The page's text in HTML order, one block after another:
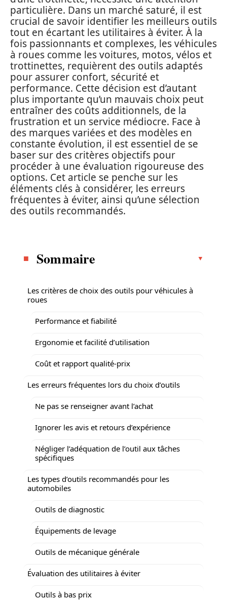
particulière. Dans un marché saturé, il est
crucial de savoir identifier les meilleurs outils
tout en écartant les utilitaires à éviter. À la
fois passionnants et complexes, les véhicules
à roues comme les voitures, motos, vélos et
trottinettes, requièrent des outils adaptés
pour assurer confort, sécurité et
performance. Cette décision est d’autant
plus importante qu’un mauvais choix peut
entraîner des coûts additionnels, de la
frustration et un service médiocre. Face à
des marques variées et des modèles en
constante évolution, il est essentiel de se
baser sur des critères objectifs pour
procéder à une évaluation rigoureuse des
options. Cet article se penche sur les
éléments clés à considérer, les erreurs
fréquentes à éviter, ainsi qu’une sélection
des outils recommandés.
Sommaire
Les critères de choix des outils pour véhicules à
roues
Performance et fiabilité
Ergonomie et facilité d’utilisation
Coût et rapport qualité-prix
Les erreurs fréquentes lors du choix d’outils
Ne pas se renseigner avant l’achat
Ignorer les avis et retours d’expérience
Négliger l’adéquation de l’outil aux tâches
spécifiques
Les types d’outils recommandés pour les
automobiles
Outils de diagnostic
Équipements de levage
Outils de mécanique générale
Évaluation des utilitaires à éviter
Outils à bas prix